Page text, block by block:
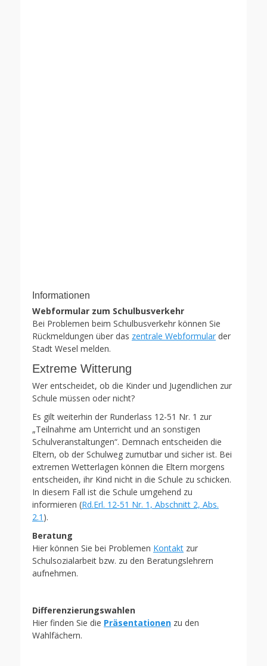
Informationen
Webformular zum Schulbusverkehr
Bei Problemen beim Schulbusverkehr können Sie
Rückmeldungen über das zentrale Webformular der
Stadt Wesel melden.
Extreme Witterung
Wer entscheidet, ob die Kinder und Jugendlichen zur
Schule müssen oder nicht?
Es gilt weiterhin der Runderlass 12-51 Nr. 1 zur
„Teilnahme am Unterricht und an sonstigen
Schulveranstaltungen“. Demnach entscheiden die
Eltern, ob der Schulweg zumutbar und sicher ist. Bei
extremen Wetterlagen können die Eltern morgens
entscheiden, ihr Kind nicht in die Schule zu schicken.
In diesem Fall ist die Schule umgehend zu
informieren (Rd.Erl. 12-51 Nr. 1, Abschnitt 2, Abs.
2.1 ).
Beratung
Hier können Sie bei Problemen Kontakt zur
Schulsozialarbeit bzw. zu den Beratungslehrern
aufnehmen.
Differenzierungswahlen
Hier finden Sie die Präsentationen zu den
Wahlfächern.